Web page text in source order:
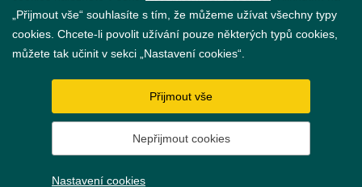
GDPR
Nastavení cookies
„Přijmout vše“ souhlasíte s tím, že můžeme užívat všechny typy
cookies. Chcete-li povolit užívání pouze některých typů cookies,
můžete tak učinit v sekci „Nastavení cookies“.
Přijmout vše
Nepřijmout cookies
Nastavení cookies